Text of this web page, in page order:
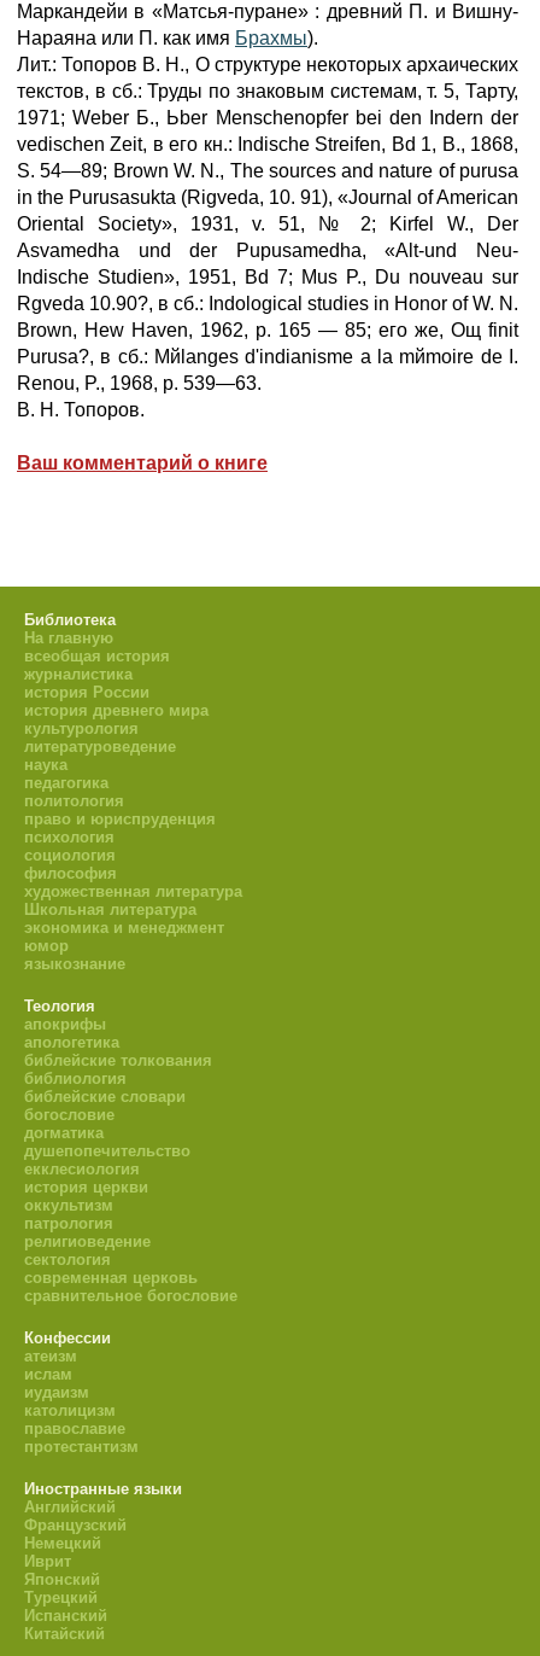
Маркандейи в «Матсья-пуране» : древний П. и Вишну-
Нараяна или П. как имя Брахмы).
Лит.: Топоров В. Н., О структуре некоторых архаических
текстов, в сб.: Труды по знаковым системам, т. 5, Тарту,
1971; Weber Б., Ьber Menschenopfer bei den Indern der
vedischen Zeit, в его кн.: Indische Streifen, Bd 1, В., 1868,
S. 54—89; Brown W. N., The sources and nature of purusa
in the Purusasukta (Rigveda, 10. 91), «Journal of American
Oriental Society», 1931, v. 51, № 2; Kirfel W., Der
Asvamedha und der Pupusamedha, «Alt-und Neu-
Indische Studien», 1951, Bd 7; Mus P., Du nouveau sur
Rgveda 10.90?, в сб.: Indological studies in Honor of W. N.
Brown, Hew Haven, 1962, p. 165 — 85; его же, Oщ finit
Purusa?, в сб.: Mйlanges d'indianisme а la mйmoire de I.
Renou, P., 1968, p. 539—63.
B. H. Топоров.
Ваш комментарий о книге
Библиотека
На главную
всеобщая история
журналистика
история России
история древнего мира
культурология
литературоведение
наука
педагогика
политология
право и юриспруденция
психология
социология
философия
художественная литература
Школьная литература
экономика и менеджмент
юмор
языкознание
Теология
апокрифы
апологетика
библейские толкования
библиология
библейские словари
богословие
догматика
душепопечительство
екклесиология
история церкви
оккультизм
патрология
религиоведение
сектология
современная церковь
сравнительное богословие
Конфессии
атеизм
ислам
иудаизм
католицизм
православие
протестантизм
Иностранные языки
Английский
Французский
Немецкий
Иврит
Японский
Турецкий
Испанский
Китайский